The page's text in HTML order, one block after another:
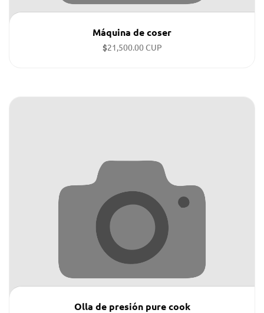
Máquina de coser
$21,500.00 CUP
Olla de presión pure cook